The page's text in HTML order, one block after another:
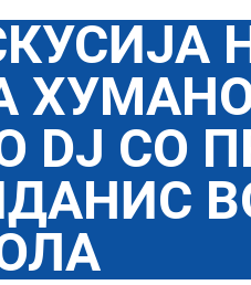
DJ СО
ВО